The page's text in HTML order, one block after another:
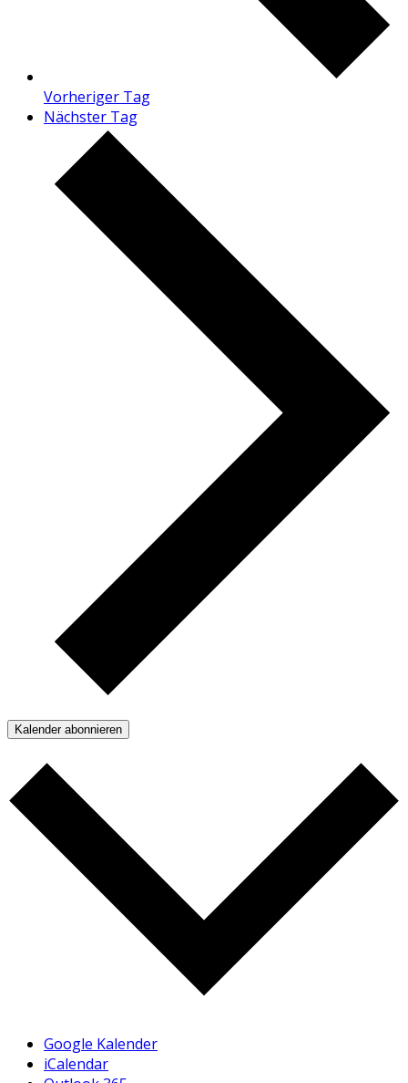
Vorheriger Tag
Nächster Tag
Kalender abonnieren
Google Kalender
iCalendar